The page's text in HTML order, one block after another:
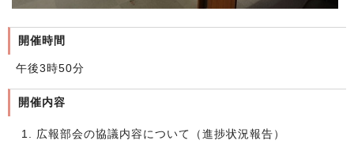
開催時間
午後3時50分
開催内容
広報部会の協議内容について（進捗状況報告）